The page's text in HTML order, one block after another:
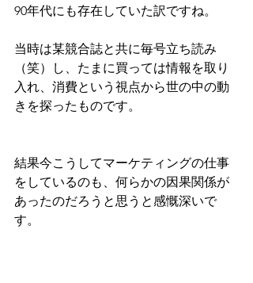
90年代にも存在していた訳ですね。
当時は某競合誌と共に毎号立ち読み
（笑）し、たまに買っては情報を取り
入れ、消費という視点から世の中の動
きを探ったものです。
結果今こうしてマーケティングの仕事
をしているのも、何らかの因果関係が
あったのだろうと思うと感慨深いで
す。